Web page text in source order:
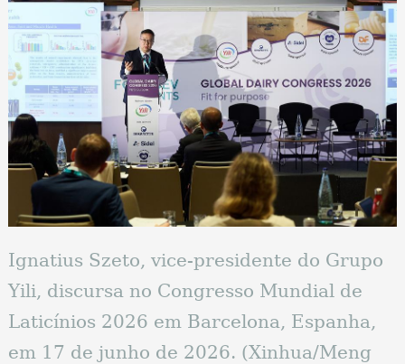
Ignatius Szeto, vice-presidente do Grupo
Yili, discursa no Congresso Mundial de
Laticínios 2026 em Barcelona, Espanha,
em 17 de junho de 2026. (Xinhua/Meng